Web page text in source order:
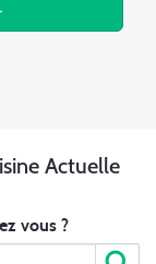
Actuelle
vous ?